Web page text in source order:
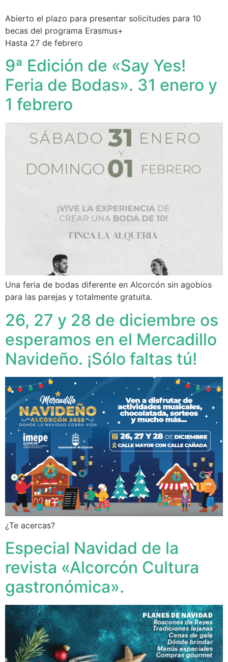
Abierto el plazo para presentar solicitudes para 10
becas del programa Erasmus+
Hasta 27 de febrero
9ª Edición de «Say Yes!
Feria de Bodas». 31 enero y
1 febrero
Una feria de bodas diferente en Alcorcón sin agobios
para las parejas y totalmente gratuita.
26, 27 y 28 de diciembre os
esperamos en el Mercadillo
Navideño. ¡Sólo faltas tú!
¿Te acercas?
Especial Navidad de la
revista «Alcorcón Cultura
gastronómica».